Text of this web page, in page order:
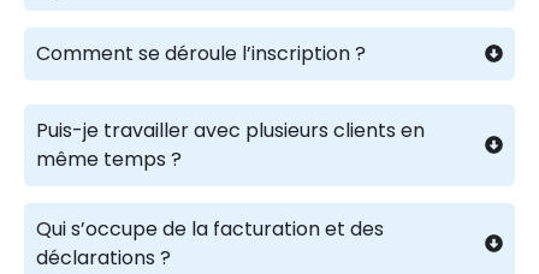
Comment se déroule l’inscription ?
Puis-je travailler avec plusieurs clients en
même temps ?
Qui s’occupe de la facturation et des
déclarations ?